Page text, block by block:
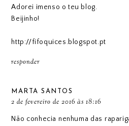
Adorei imenso o teu blog.
Beijinho!
http://fifoquices.blogspot.pt
responder
MARTA SANTOS
2 de fevereiro de 2016 às 18:16
Não conhecia nenhuma das